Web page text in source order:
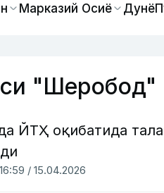
Марказий Осиё Дунё
"Шеробод"
ЙТҲ оқибатида
16:59 / 15.04.2026